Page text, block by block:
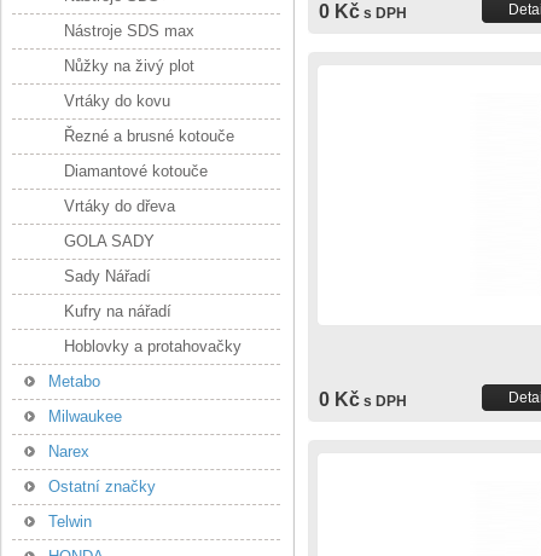
0 Kč s DPH
0 Kč s DPH
Nástroje SDS max
Nůžky na živý plot
Vrtáky do kovu
Řezné a brusné kotouče
Diamantové kotouče
Vrtáky do dřeva
GOLA SADY
Sady Nářadí
Kufry na nářadí
Hoblovky a protahovačky
Metabo
Milwaukee
Narex
Ostatní značky
Telwin